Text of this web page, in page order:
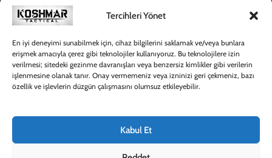
Tercihleri Yönet
En iyi deneyimi sunabilmek için, cihaz bilgilerini saklamak ve/veya bunlara
erişmek amacıyla çerez gibi teknolojiler kullanıyoruz. Bu teknolojilere izin
verilmesi; sitedeki gezinme davranışları veya benzersiz kimlikler gibi verilerin
işlenmesine olanak tanır. Onay vermemeniz veya izninizi geri çekmeniz, bazı
özellik ve işlevlerin düzgün çalışmasını olumsuz etkileyebilir.
Kabul Et